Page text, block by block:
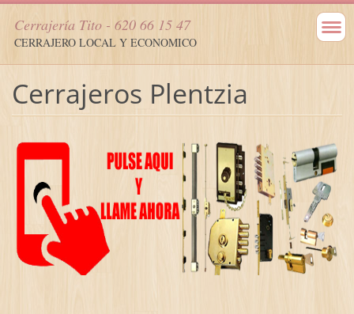
Cerrajería Tito - 620 66 15 47
CERRAJERO LOCAL Y ECONOMICO
Cerrajeros Plentzia